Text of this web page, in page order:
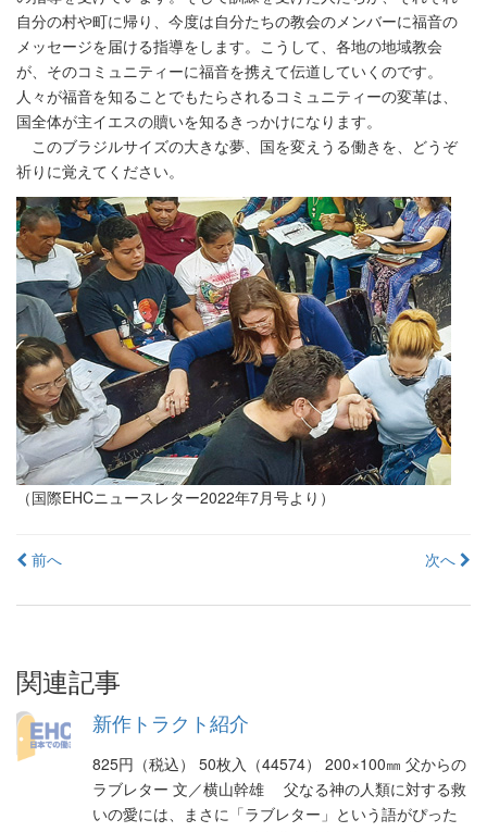
自分の村や町に帰り、今度は自分たちの教会のメンバーに福音の
メッセージを届ける指導をします。こうして、各地の地域教会
が、そのコミュニティーに福音を携えて伝道していくのです。
人々が福音を知ることでもたらされるコミュニティーの変革は、
国全体が主イエスの贖いを知るきっかけになります。
このブラジルサイズの大きな夢、国を変えうる働きを、どうぞ
祈りに覚えてください。
（国際EHCニュースレター2022年7月号より）
投
ビ
ゲ
ー
次へ
前へ
関連記事
新作トラクト紹介
825円（税込） 50枚入（44574） 200×100㎜ 父からの
ラブレター 文／横山幹雄 父なる神の人類に対する救
いの愛には、まさに「ラブレター」という語がぴった